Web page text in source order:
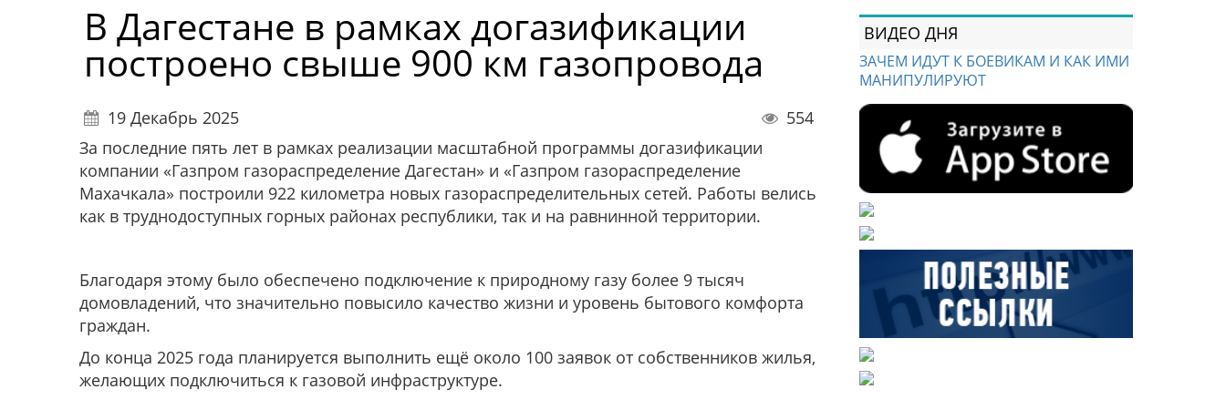
В Дагестане в рамках догазификации
построено свыше 900 км газопровода
19 Декабрь 2025
554
За последние пять лет в рамках реализации масштабной программы догазификации
компании «Газпром газораспределение Дагестан» и «Газпром газораспределение
Махачкала» построили 922 километра новых газораспределительных сетей. Работы велись
как в труднодоступных горных районах республики, так и на равнинной территории.
Благодаря этому было обеспечено подключение к природному газу более 9 тысяч
домовладений, что значительно повысило качество жизни и уровень бытового комфорта
граждан.
До конца 2025 года планируется выполнить ещё около 100 заявок от собственников жилья,
желающих подключиться к газовой инфраструктуре.
ВИДЕО ДНЯ
ЗАЧЕМ ИДУТ К БОЕВИКАМ И КАК ИМИ
МАНИПУЛИРУЮТ